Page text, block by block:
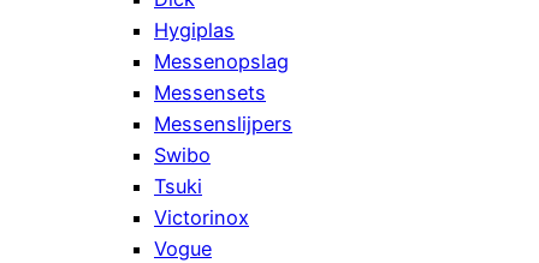
Hygiplas
Messenopslag
Messensets
Messenslijpers
Swibo
Tsuki
Victorinox
Vogue